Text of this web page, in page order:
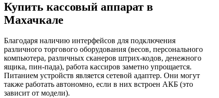
Купить кассовый аппарат в
Махачкале
Благодаря наличию интерфейсов для подключения
различного торгового оборудования (весов, персонального
компьютера, различных сканеров штрих-кодов, денежного
ящика, пин-пада), работа кассиров заметно упрощается.
Питанием устройств является сетевой адаптер. Они могут
также работать автономно, если в них встроен АКБ (это
зависит от модели).